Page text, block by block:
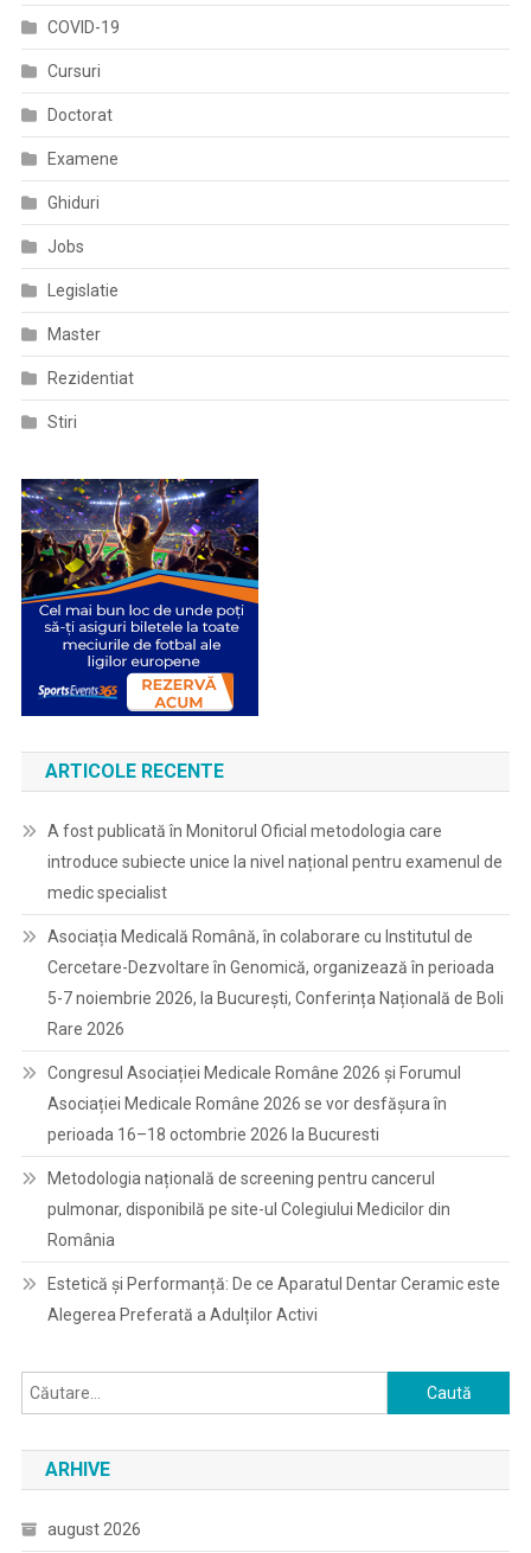
COVID-19
Cursuri
Doctorat
Examene
Ghiduri
Jobs
Legislatie
Master
Rezidentiat
Stiri
ARTICOLE RECENTE
A fost publicată în Monitorul Oficial metodologia care
introduce subiecte unice la nivel național pentru examenul de
medic specialist
Asociația Medicală Română, în colaborare cu Institutul de
Cercetare-Dezvoltare în Genomică, organizează în perioada
5-7 noiembrie 2026, la București, Conferința Națională de Boli
Rare 2026
Congresul Asociației Medicale Române 2026 și Forumul
Asociației Medicale Române 2026 se vor desfășura în
perioada 16–18 octombrie 2026 la Bucuresti
Metodologia națională de screening pentru cancerul
pulmonar, disponibilă pe site-ul Colegiului Medicilor din
România
Estetică și Performanță: De ce Aparatul Dentar Ceramic este
Alegerea Preferată a Adulților Activi
Caută
după:
ARHIVE
august 2026